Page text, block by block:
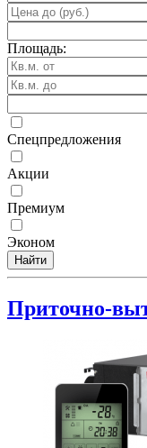
Площадь:
Спецпредложения
Акции
Премиум
Эконом
Найти
Приточно-